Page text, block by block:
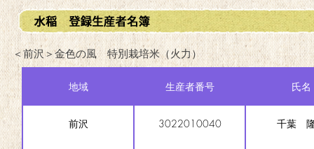
＜前沢＞金色の風 特別栽培米（火力）
地域 生産者番号 氏名
前沢 3022010040 千葉